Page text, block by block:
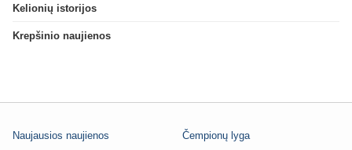
Kelionių istorijos
Krepšinio naujienos
Naujausios naujienos Čempionų lyga